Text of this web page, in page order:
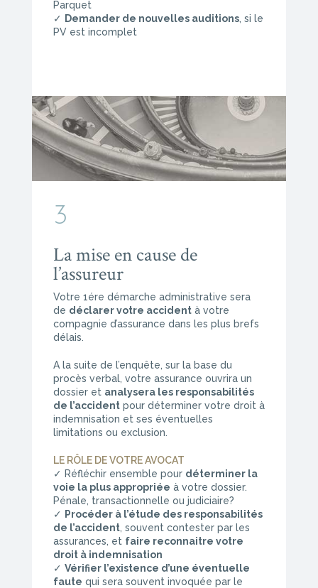
Parquet
✓
Demander de nouvelles auditions, si le
PV est incomplet
3
La mise en cause de
l’assureur
Votre 1ére démarche administrative sera
de déclarer votre accidentà votre
compagnie d’assurance dans les plus brefs
délais.
A la suite de l’enquête, sur la base du
procès verbal, votre assurance ouvrira un
dossier et analysera les responsabilités
de l’accidentpour déterminer votre droit à
indemnisation et ses éventuelles
limitations ou exclusion.
LE RÔLE DE VOTRE AVOCAT
✓ Réfléchir ensemble pour déterminer la
voie la plus appropriée à votre dossier.
Pénale, transactionnelle ou judiciaire?
✓
Procéder à l’étude des responsabilités
de l’accident, souvent contester par les
assurances, et faire reconnaitre votre
droit à indemnisation
✓ Vérifier l’existence d’une éventuelle
faute qui sera souvent invoquée par le